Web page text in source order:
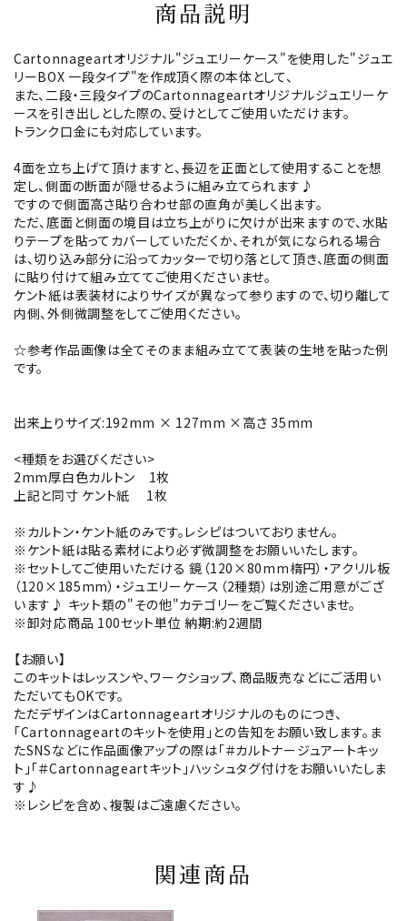
商品説明
Cartonnageartオリジナル"ジュエリーケース"を使用した"ジュエ
リーBOX 一段タイプ"を作成頂く際の本体として、
また、二段・三段タイプのCartonnageartオリジナルジュエリーケ
ースを引き出しとした際の、受けとしてご使用いただけます。
トランク口金にも対応しています。
4面を立ち上げて頂けますと、長辺を正面として使用することを想
定し、側面の断面が隠せるように組み立てられます♪
ですので側面高さ貼り合わせ部の直角が美しく出ます。
ただ、底面と側面の境目は立ち上がりに欠けが出来ますので、水貼
りテープを貼ってカバーしていただくか、それが気になられる場合
は、切り込み部分に沿ってカッターで切り落として頂き、底面の側面
に貼り付けて組み立ててご使用くださいませ。
ケント紙は表装材によりサイズが異なって参りますので、切り離して
内側、外側微調整をしてご使用ください。
☆参考作品画像は全てそのまま組み立てて表装の生地を貼った例
です。
出来上りサイズ:192mm × 127mm ×高さ 35mm
<種類をお選びください>
2mm厚白色カルトン 1枚
上記と同寸 ケント紙 1枚
※カルトン・ケント紙のみです。レシピはついておりません。
※ケント紙は貼る素材により必ず微調整をお願いいたします。
※セットしてご使用いただける 鏡（120×80mm楕円）・アクリル板
（120×185mm）・ジュエリーケース（2種類）は別途ご用意がござ
います♪ キット類の"その他"カテゴリーをご覧くださいませ。
※卸対応商品 100セット単位 納期:約2週間
【お願い】
このキットはレッスンや、ワークショップ、商品販売などにご活用い
ただいてもOKです。
ただデザインはCartonnageartオリジナルのものにつき、
「Cartonnageartのキットを使用」との告知をお願い致します。ま
たSNSなどに作品画像アップの際は「＃カルトナージュアートキッ
ト」「＃Cartonnageartキット」ハッシュタグ付けをお願いいたしま
す♪
※レシピを含め、複製はご遠慮ください。
関連商品